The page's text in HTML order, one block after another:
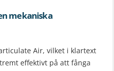
mekaniska
Air, vilket i klartext
effektivt på att fånga